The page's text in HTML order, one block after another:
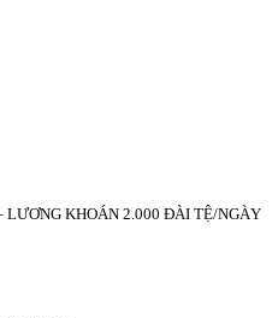
LƯƠNG KHOÁN 2.000 ĐÀI TỆ/NGÀY